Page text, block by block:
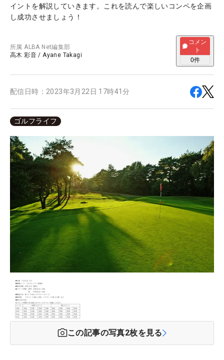
イントを解説していきます。これを読んで楽しいコンペを企画
し成功させましょう！
所属ALBA Net編集部
高木 彩音 /Ayane Takagi
コメン
ト
0件
配信日時： 2023年3月22日 17時41分
ゴルフライフ
この記事の写真2枚を見る